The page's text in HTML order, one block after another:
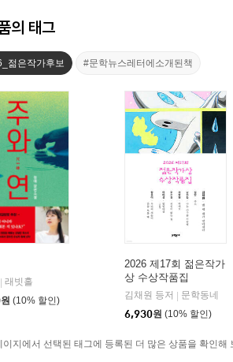
의 태그
젊은작가후보 #문학뉴스레터에소개된책
래빗홀
원 (10% 할인)
2026 제17회 젊은작가
상 수상작품집
김채원 등저
문학동네
6,930원 (10% 할인)
이지에서 선택된 태그에 등록된 더 많은 상품을 확인해